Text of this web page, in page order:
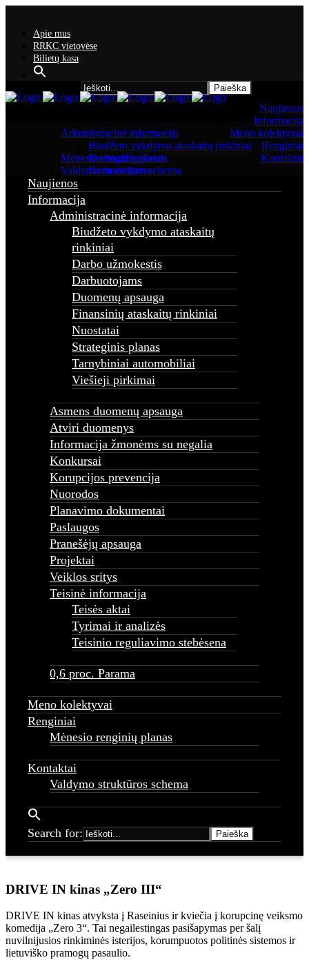
Apie mus
RRKC vietovėse
Bilietų kasa
Naujienos
Informacija
Administracinė informacija
Biudžeto vykdymo ataskaitų rinkiniai
Darbo užmokestis
Darbuotojams
Finansinių ataskaitų rinkiniai
Strateginis planas
Tarnybiniai automobiliai
Viešieji pirkimai
Asmens duomenų apsauga
Atviri duomenys
Informacija žmonėms su negalia
Konkursai
Korupcijos prevencija
Nuorodos
Planavimo dokumentai
Paslaugos
Pranešėjų apsauga
Projektai
Veiklos sritys
Teisės aktai
Tyrimai ir analizės
Teisinio reguliavimo stebėsena
0,6 proc. Parama
Meno kolektyvai
Renginiai
Mėnesio renginių planas
Kontaktai
Valdymo struktūros schema
Naujienos
Informacija
Administracinė informacija
Biudžeto vykdymo ataskaitų
rinkiniai
Darbo užmokestis
Darbuotojams
Duomenų apsauga
Finansinių ataskaitų rinkiniai
Nuostatai
Strateginis planas
Tarnybiniai automobiliai
Viešieji pirkimai
Asmens duomenų apsauga
Atviri duomenys
Informacija žmonėms su negalia
Konkursai
Korupcijos prevencija
Nuorodos
Planavimo dokumentai
Paslaugos
Pranešėjų apsauga
Projektai
Veiklos sritys
Teisinė informacija
Teisės aktai
Tyrimai ir analizės
Teisinio reguliavimo stebėsena
0,6 proc. Parama
Meno kolektyvai
Renginiai
Mėnesio renginių planas
Kontaktai
Valdymo struktūros schema
Search for:
HomeRenginiai - Raseinių rajono kultūros centras DRIVE IN kinas
DRIVE IN kinas „Zero III“
DRIVE IN kinas atvyksta į Raseinius ir kviečia į korupcinę veiksmo
komedija „Zero 3“. Tai negailestingas pasišapymas per šalį
nuvilnijusios rinkiminės isterijos, korumpuotos politinės sistemos ir
lietuviško pramogų pasaulio.